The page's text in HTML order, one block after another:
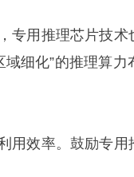
用推理芯片技
细化”的推理算
效率。鼓励专